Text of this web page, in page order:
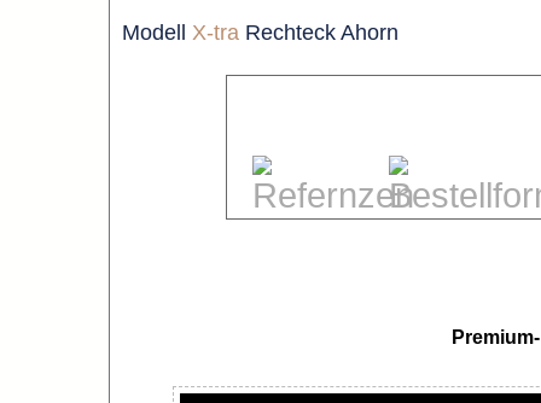
Modell X-tra Rechteck Ahorn
Premium-